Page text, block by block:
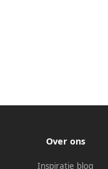
Over ons
Inspiratie blog